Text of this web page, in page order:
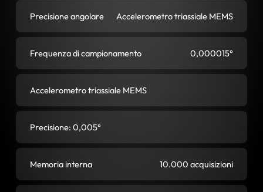
Precisione angolare Accelerometro triassiale MEMS
Frequenza di campionamento 0,000015°
Accelerometro triassiale MEMS
Precisione: 0,005°
Memoria interna 10.000 acquisizioni